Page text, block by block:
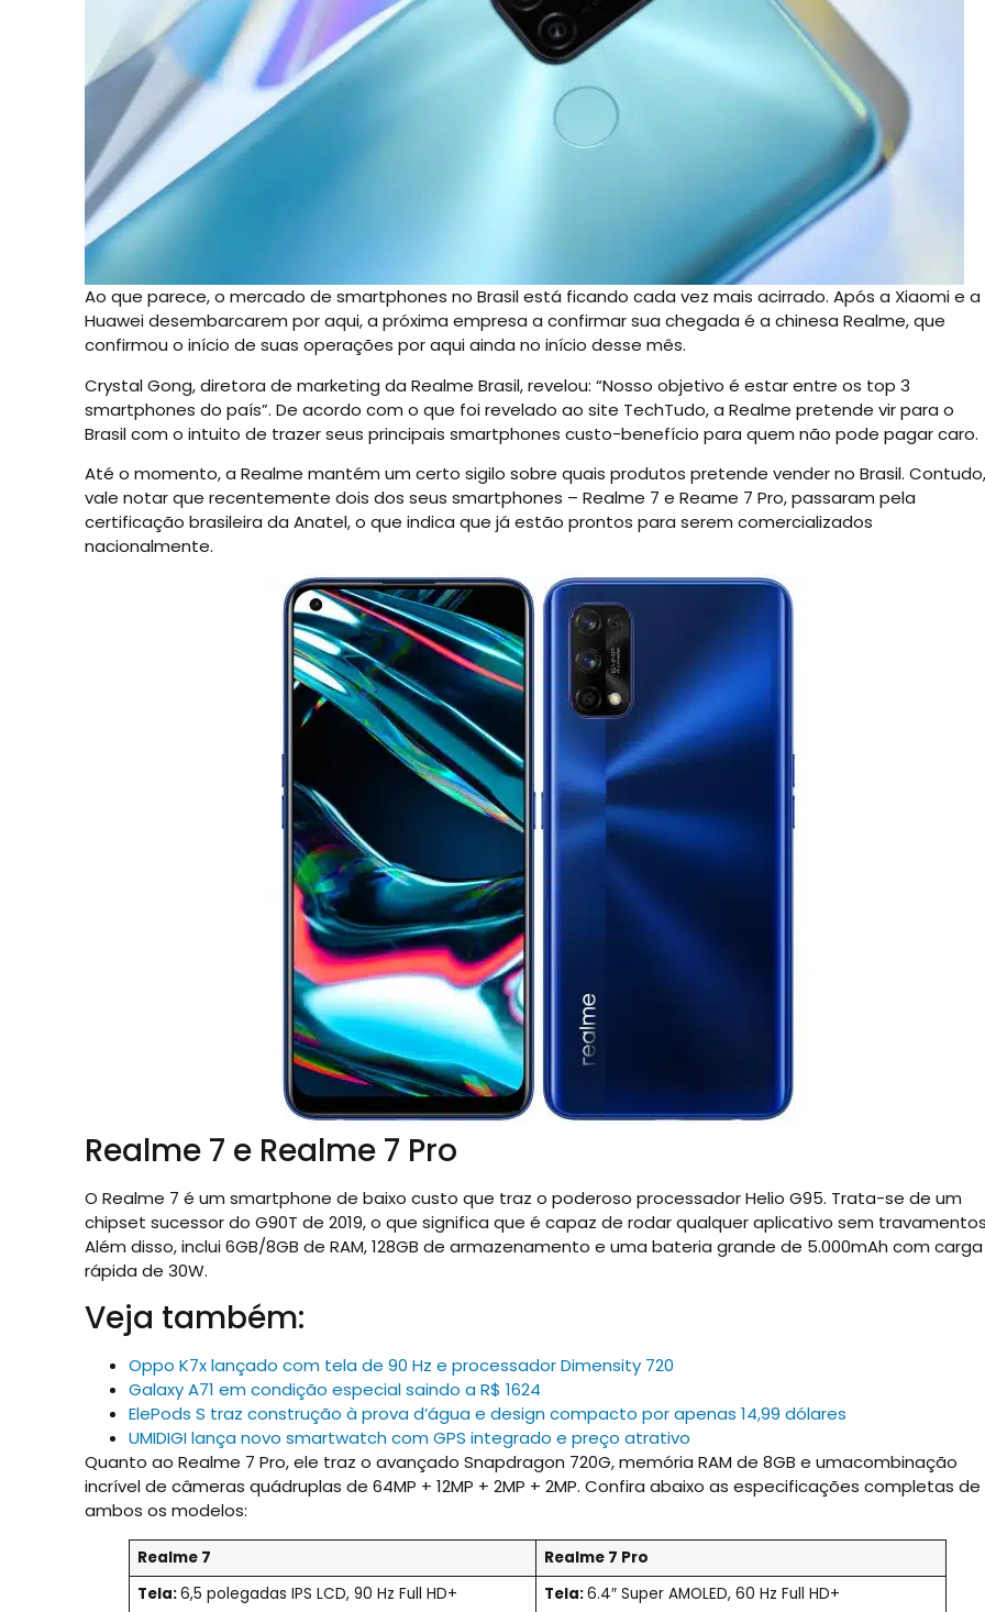
Ao que parece, o mercado de smartphones no Brasil está ficando cada vez mais acirrado. Após a Xiaomi e a
Huawei desembarcarem por aqui, a próxima empresa a confirmar sua chegada é a chinesa Realme, que
confirmou o início de suas operações por aqui ainda no início desse mês.
Crystal Gong, diretora de marketing da Realme Brasil, revelou: “Nosso objetivo é estar entre os top 3
smartphones do país”. De acordo com o que foi revelado ao site TechTudo, a Realme pretende vir para o
Brasil com o intuito de trazer seus principais smartphones custo-benefício para quem não pode pagar caro.
Até o momento, a Realme mantém um certo sigilo sobre quais produtos pretende vender no Brasil. Contudo,
vale notar que recentemente dois dos seus smartphones – Realme 7 e Reame 7 Pro, passaram pela
certificação brasileira da Anatel, o que indica que já estão prontos para serem comercializados
nacionalmente.
Realme 7 e Realme 7 Pro
O Realme 7 é um smartphone de baixo custo que traz o poderoso processador Helio G95. Trata-se de um
chipset sucessor do G90T de 2019, o que significa que é capaz de rodar qualquer aplicativo sem
Além disso, inclui 6GB/8GB de RAM, 128GB de armazenamento e uma bateria grande de 5.000mAh com carga
rápida de 30W.
Veja também:
Oppo K7x lançado com tela de 90 Hz e processador Dimensity 720
Galaxy A71 em condição especial saindo a R$ 1624
ElePods S traz construção à prova d’água e design compacto por apenas 14,99 dólares
UMIDIGI lança novo smartwatch com GPS integrado e preço atrativo
Quanto ao Realme 7 Pro, ele traz o avançado Snapdragon 720G, memória RAM de 8GB e umacombinação
incrível de câmeras quádruplas de 64MP + 12MP + 2MP + 2MP. Confira abaixo as especificações completas de
ambos os modelos:
Realme 7
Realme 7 Pro
Tela:6,5 polegadas IPS LCD, 90 Hz Full HD+ Tela:6.4″ Super AMOLED, 60 Hz Full HD+